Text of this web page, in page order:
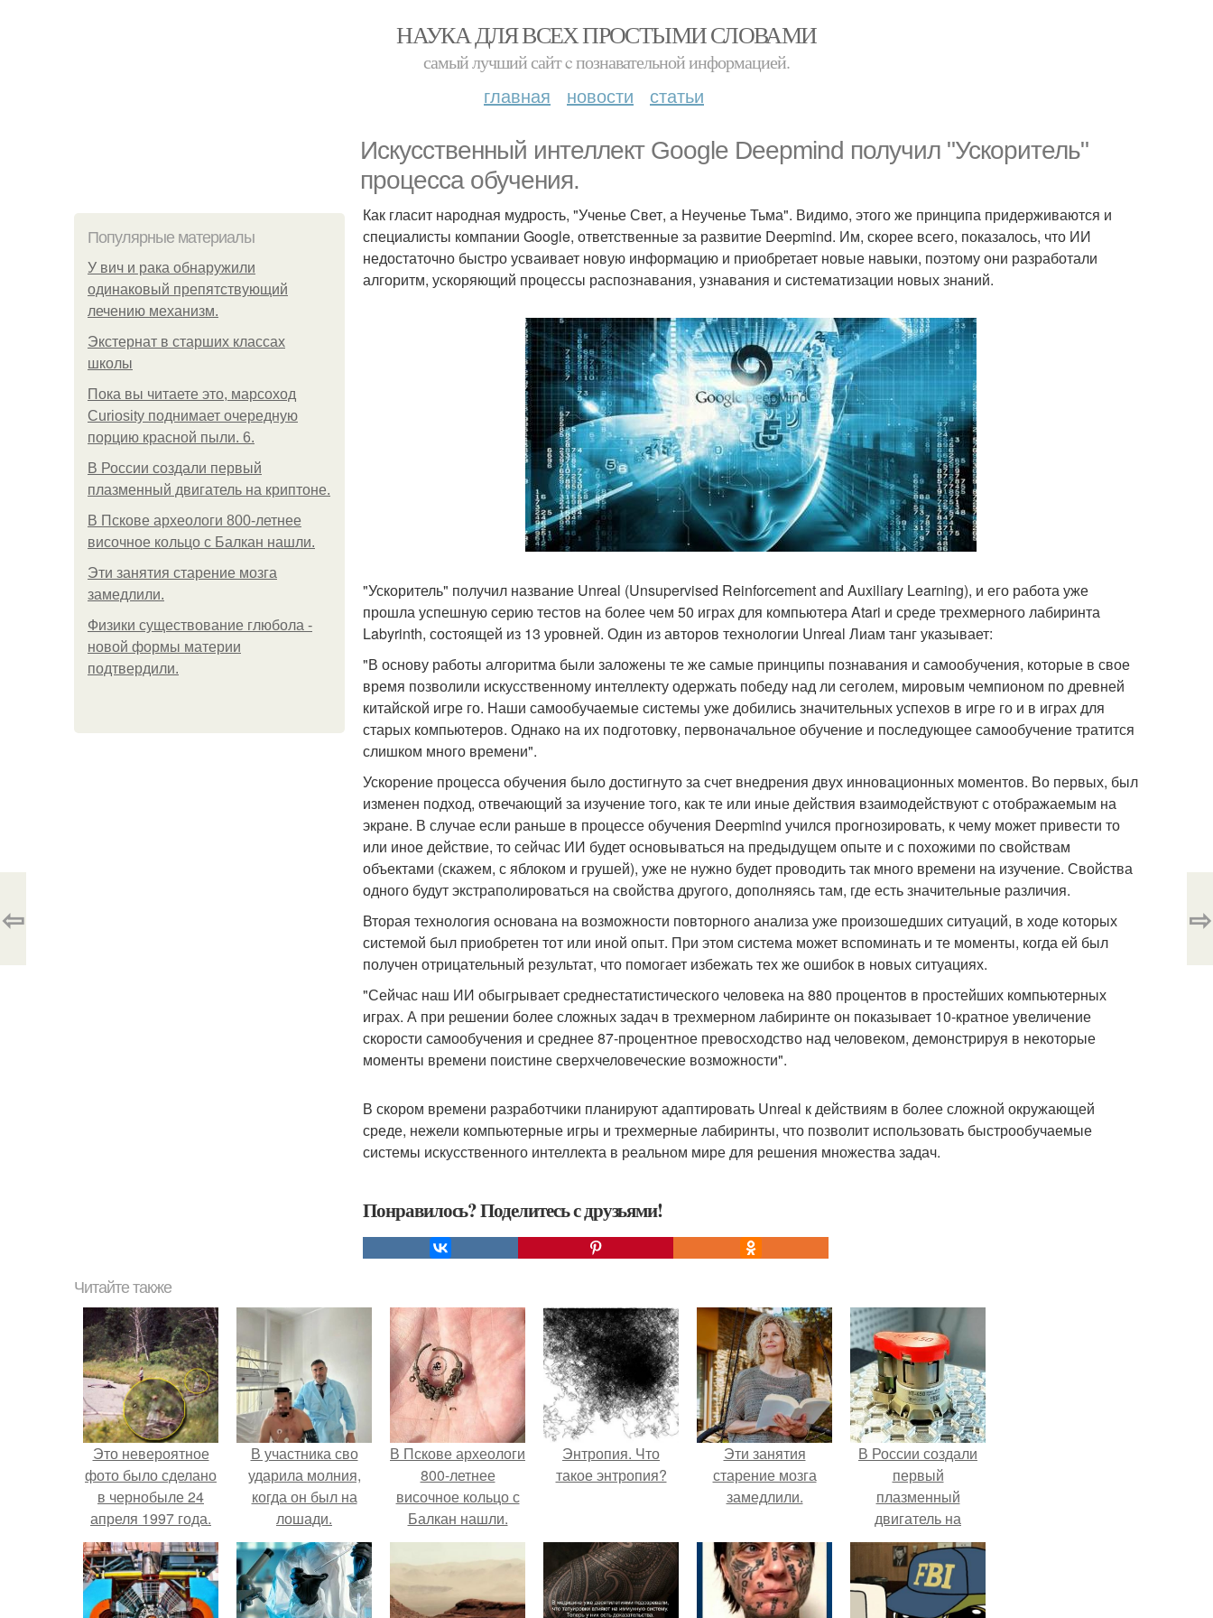
НАУКА ДЛЯ ВСЕХ ПРОСТЫМИ СЛОВАМИ
самый лучший сайт c познавательной информацией.
главная новости статьи
Искусственный интеллект Google Deepmind получил "Ускоритель"
процесса обучения.
Популярные материалы
У вич и рака обнаружили
одинаковый препятствующий
лечению механизм.
Экстернат в старших классах
школы
Пока вы читаете это, марсоход
Curiosity поднимает очередную
порцию красной пыли. 6.
В России создали первый
плазменный двигатель на криптоне.
В Пскове археологи 800-летнее
височное кольцо с Балкан нашли.
Эти занятия старение мозга
замедлили.
Физики существование глюбола -
новой формы материи
подтвердили.
Как гласит народная мудрость, "Ученье Свет, а Неученье Тьма". Видимо, этого же принципа придерживаются и
специалисты компании Google, ответственные за развитие Deepmind. Им, скорее всего, показалось, что ИИ
недостаточно быстро усваивает новую информацию и приобретает новые навыки, поэтому они разработали
алгоритм, ускоряющий процессы распознавания, узнавания и систематизации новых знаний.
"Ускоритель" получил название Unreal (Unsupervised Reinforcement and Auxiliary Learning), и его работа уже
прошла успешную серию тестов на более чем 50 играх для компьютера Atari и среде трехмерного лабиринта
Labyrinth, состоящей из 13 уровней. Один из авторов технологии Unreal Лиам танг указывает:
"В основу работы алгоритма были заложены те же самые принципы познавания и самообучения, которые в свое
время позволили искусственному интеллекту одержать победу над ли сеголем, мировым чемпионом по древней
китайской игре го. Наши самообучаемые системы уже добились значительных успехов в игре го и в играх для
старых компьютеров. Однако на их подготовку, первоначальное обучение и последующее самообучение тратится
слишком много времени".
Ускорение процесса обучения было достигнуто за счет внедрения двух инновационных моментов. Во первых, был
изменен подход, отвечающий за изучение того, как те или иные действия взаимодействуют с отображаемым на
экране. В случае если раньше в процессе обучения Deepmind учился прогнозировать, к чему может привести то
или иное действие, то сейчас ИИ будет основываться на предыдущем опыте и с похожими по свойствам
объектами (скажем, с яблоком и грушей), уже не нужно будет проводить так много времени на изучение. Свойства
одного будут экстраполироваться на свойства другого, дополняясь там, где есть значительные различия.
Вторая технология основана на возможности повторного анализа уже произошедших ситуаций, в ходе которых
системой был приобретен тот или иной опыт. При этом система может вспоминать и те моменты, когда ей был
получен отрицательный результат, что помогает избежать тех же ошибок в новых ситуациях.
"Сейчас наш ИИ обыгрывает среднестатистического человека на 880 процентов в простейших компьютерных
играх. А при решении более сложных задач в трехмерном лабиринте он показывает 10-кратное увеличение
скорости самообучения и среднее 87-процентное превосходство над человеком, демонстрируя в некоторые
моменты времени поистине сверхчеловеческие возможности".
В скором времени разработчики планируют адаптировать Unreal к действиям в более сложной окружающей
среде, нежели компьютерные игры и трехмерные лабиринты, что позволит использовать быстрообучаемые
системы искусственного интеллекта в реальном мире для решения множества задач.
Понравилось? Поделитесь с друзьями!
⇦ ⇨
Читайте также
Это невероятное
фото было сделано
в чернобыле 24
апреля 1997 года.
В участника сво
ударила молния,
когда он был на
лошади.
В Пскове археологи
800-летнее
височное кольцо с
Балкан нашли.
Энтропия. Что
такое энтропия?
Эти занятия
старение мозга
замедлили.
В России создали
первый
плазменный
двигатель на
криптоне.